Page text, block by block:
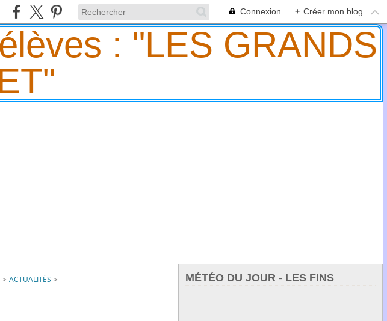
Connexion + Créer mon blog
> ACTUALITÉS >
MÉTÉO DU JOUR - LES FINS